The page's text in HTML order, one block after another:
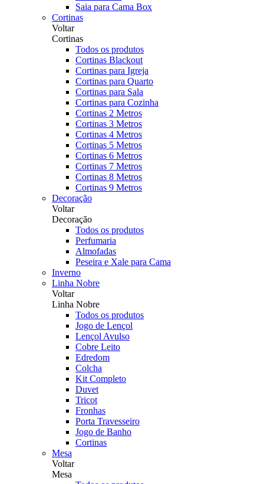
Saia para Cama Box
Cortinas
Voltar
Cortinas
Todos os produtos
Cortinas Blackout
Cortinas para Igreja
Cortinas para Quarto
Cortinas para Sala
Cortinas para Cozinha
Cortinas 2 Metros
Cortinas 3 Metros
Cortinas 4 Metros
Cortinas 5 Metros
Cortinas 6 Metros
Cortinas 7 Metros
Cortinas 8 Metros
Cortinas 9 Metros
Decoração
Voltar
Decoração
Todos os produtos
Perfumaria
Almofadas
Peseira e Xale para Cama
Inverno
Linha Nobre
Voltar
Linha Nobre
Todos os produtos
Jogo de Lençol
Lençol Avulso
Cobre Leito
Edredom
Colcha
Kit Completo
Duvet
Tricot
Fronhas
Porta Travesseiro
Jogo de Banho
Cortinas
Mesa
Voltar
Mesa